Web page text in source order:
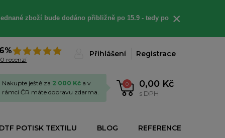
zboží bude dodáno přibližně po 15.9 - tedy po ×
recenzí
Přihlášení Registrace
0 0,00 Kč
s DPH
Nakupte ještě za 2 000 Kč a v
rámci ČR máte dopravu zdarma.
POTISK TEXTILU BLOG REFERENCE